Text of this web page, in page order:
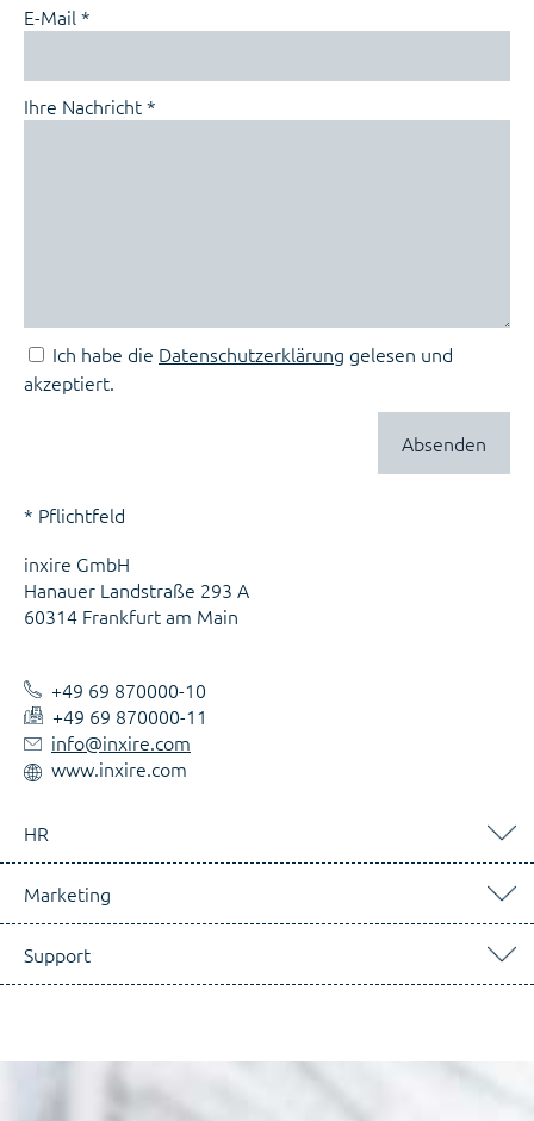
E-Mail *
Ihre Nachricht *
Ich habe die Datenschutzerklärung gelesen und
akzeptiert.
Absenden
* Pflichtfeld
inxire GmbH
Hanauer Landstraße 293 A
60314 Frankfurt am Main
+49 69 870000-10
+49 69 870000-11
info@inxire.com
www.inxire.com
HR
Marketing
Support